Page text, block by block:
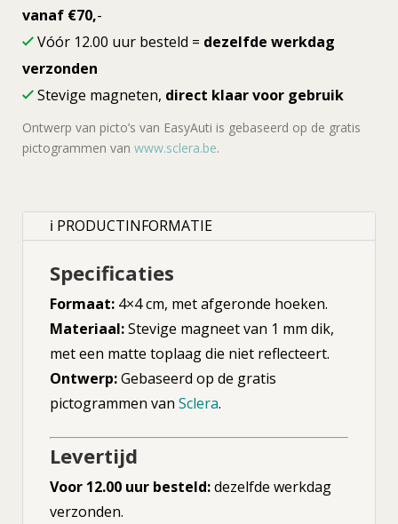
vanaf €70,-
Vóór 12.00 uur besteld = dezelfde werkdag
verzonden
Stevige magneten, direct klaar voor gebruik
Ontwerp van picto’s van EasyAuti is gebaseerd op de gratis
pictogrammen van www.sclera.be.
ℹ PRODUCTINFORMATIE
Specificaties
Formaat: 4×4 cm, met afgeronde hoeken.
Materiaal:Stevige magneet van 1 mm dik,
met een matte toplaag die niet reflecteert.
Ontwerp:Gebaseerd op de gratis
pictogrammen van Sclera.
Levertijd
Voor 12.00 uur besteld:dezelfde werkdag
verzonden.